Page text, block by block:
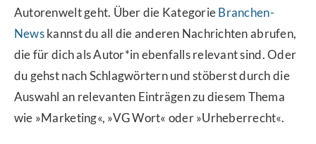
Autorenwelt geht. Über die KategorieBranchen-
Newskannst du all die anderen Nachrichten abrufen,
die für dich als Autor*in ebenfalls relevant sind. Oder
du gehst nach Schlagwörtern und stöberst durch die
Auswahl an relevanten Einträgen zu diesem Thema
wie »Marketing«, »VG Wort« oder »Urheberrecht«.